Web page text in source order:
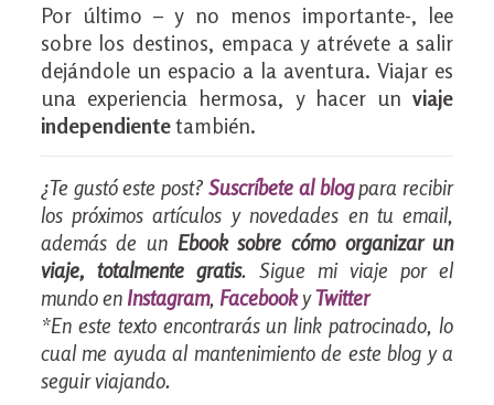
Por último – y no menos importante-, lee
sobre los destinos, empaca y atrévete a salir
dejándole un espacio a la aventura. Viajar es
una experiencia hermosa, y hacer unviaje
independientetambién.
¿Te gustó este post? Suscríbete al blogpara recibir
los próximos artículos y novedades en tu email,
además de un Ebook sobre cómo organizar un
viaje, totalmente gratis. Sigue mi viaje por el
mundo en Instagram, FacebookyTwitter
*En este texto encontrarás un link patrocinado, lo
cual me ayuda al mantenimiento de este blog y a
seguir viajando.